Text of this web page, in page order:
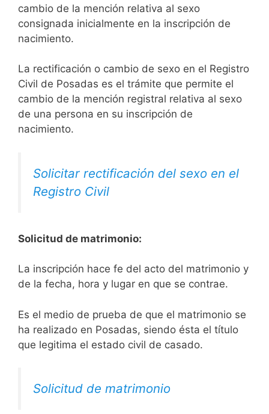
cambio de la mención relativa al sexo
consignada inicialmente en la inscripción de
nacimiento.
La rectificación o cambio de sexo en el Registro
Civil de Posadas es el trámite que permite el
cambio de la mención registral relativa al sexo
de una persona en su inscripción de
nacimiento.
Solicitar rectificación del sexo en el
Registro Civil
Solicitud de matrimonio:
La inscripción hace fe del acto del matrimonio y
de la fecha, hora y lugar en que se contrae.
Es el medio de prueba de que el matrimonio se
ha realizado en Posadas, siendo ésta el título
que legitima el estado civil de casado.
Solicitud de matrimonio